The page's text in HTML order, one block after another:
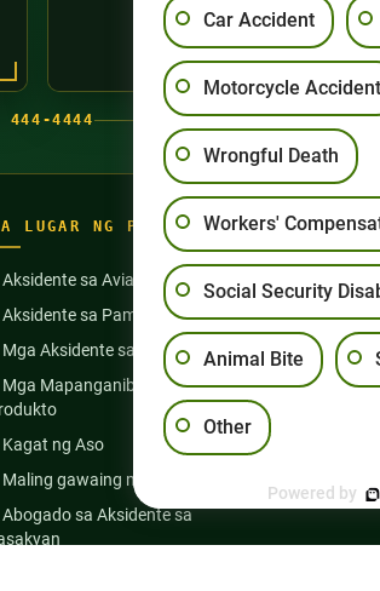
444-4444
LUGAR NG PAGSASANAY
Aksidente sa Aviation
Aksidente sa Pamamangka
Mga Aksidente sa Bus
Mga Mapanganib na Gamot at
Kagat ng Aso
Maling gawaing medikal
Abogado sa Aksidente sa
Pang-
Mga
Slip at
Maling
Car Accident
Motorcycle Accident
Wrongful Death
Workers'
Social Security
Animal Bite
Other
Powered by